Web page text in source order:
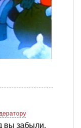
вы забыли.